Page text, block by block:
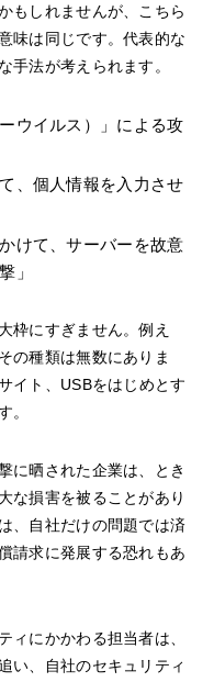
もしれませんが、こちら
味は同じです。代表的な
手法が考えられます。
ウイルス）」による攻
、個人情報を入力させ
けて、サーバーを故意
」
枠にすぎません。例え
の種類は無数にありま
イト、USBをはじめとす
。
に晒された企業は、とき
な損害を被ることがあり
、自社だけの問題では済
請求に発展する恐れもあ
ィにかかわる担当者は、
い、自社のセキュリティ